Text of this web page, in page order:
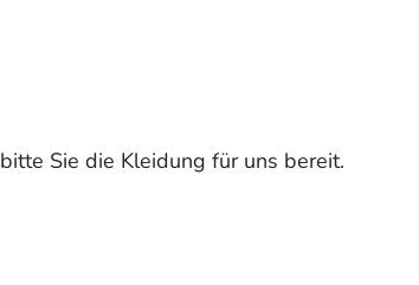
Sie die Kleidung für uns bereit.